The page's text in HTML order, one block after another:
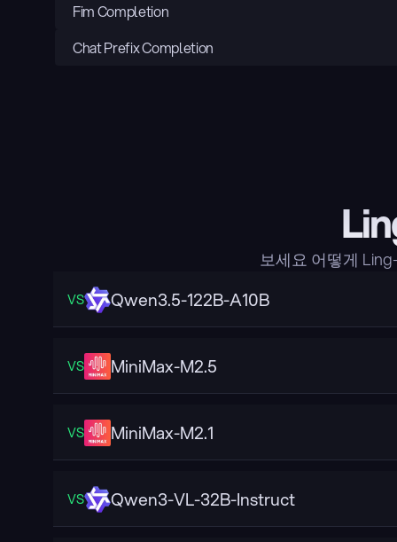
Fim Completion
Chat Prefix Completion
보세요 어떻게
VS Qwen3.5-122B-A10B
VS MiniMax-M2.5
VS MiniMax-M2.1
VS Qwen3-VL-32B-Instruct